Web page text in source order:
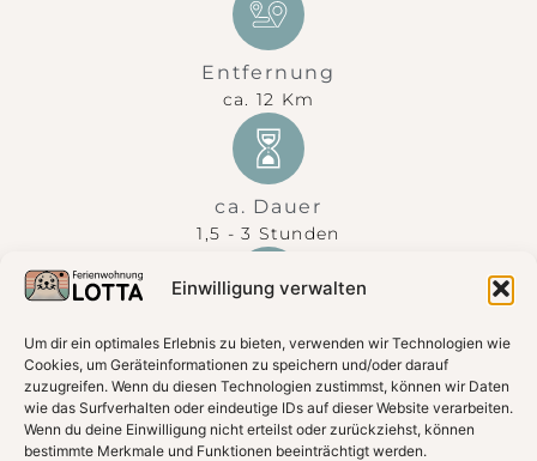
Einwilligung verwalten
Um dir ein optimales Erlebnis zu bieten, verwenden wir Technologien wie
Cookies, um Geräteinformationen zu speichern und/oder darauf
zuzugreifen. Wenn du diesen Technologien zustimmst, können wir Daten
wie das Surfverhalten oder eindeutige IDs auf dieser Website verarbeiten.
Wenn du deine Einwilligung nicht erteilst oder zurückziehst, können
bestimmte Merkmale und Funktionen beeinträchtigt werden.
Entfernung
ca. 12 Km
ca. Dauer
1,5 - 3 Stunden
Geeignet für
Familien, Paare, Urlaubsgäste